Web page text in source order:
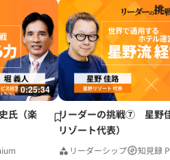
0:25:34
氏（楽
リーダーの挑戦⑦ 星野
リゾート代表）
リーダーシップ 知見録